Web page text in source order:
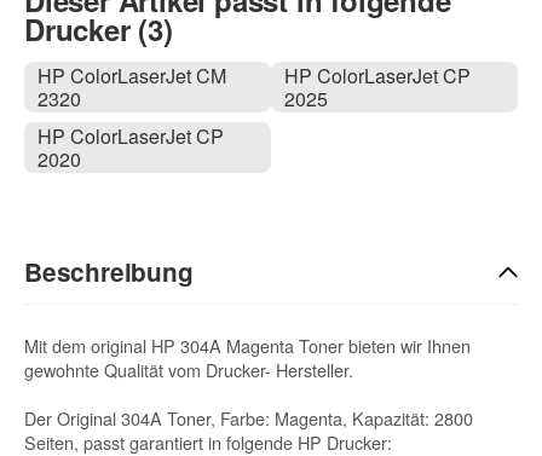
Drucker (3)
HP ColorLaserJet CM
2320
HP ColorLaserJet CP
2020
HP ColorLaserJet CP
2025
Beschreibung
Mit dem original HP 304A Magenta Toner bieten wir Ihnen
gewohnte Qualität vom Drucker- Hersteller.
Der Original 304A Toner, Farbe: Magenta, Kapazität: 2800
Seiten, passt garantiert in folgende HP Drucker: